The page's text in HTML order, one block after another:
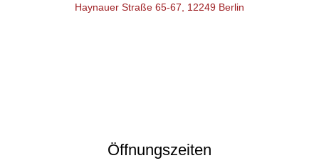
Haynauer Straße 65-67, 12249 Berlin
Öffnungszeiten